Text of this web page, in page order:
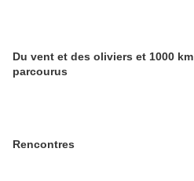
Du vent et des oliviers et 1000 km
parcourus
Rencontres